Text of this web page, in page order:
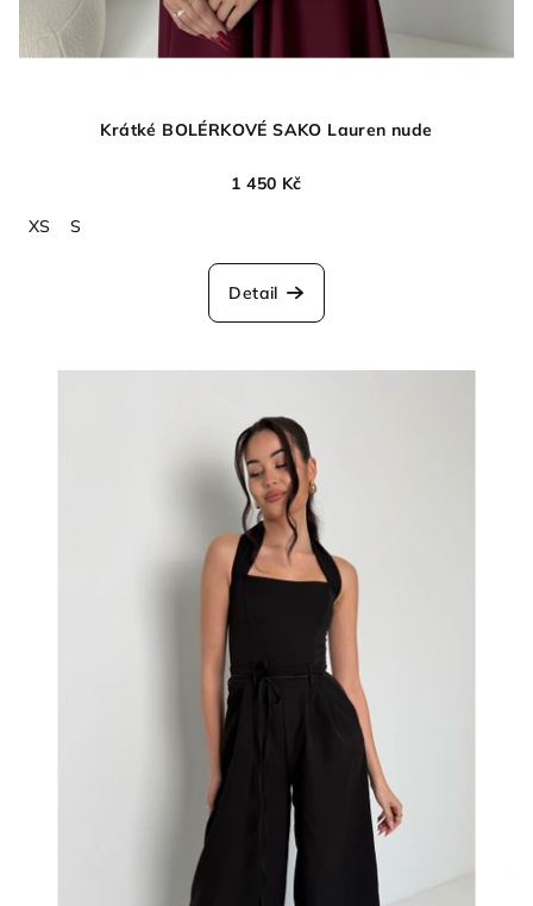
Krátké BOLÉRKOVÉ SAKO Lauren nude
1 450 Kč
XS
S
Detail